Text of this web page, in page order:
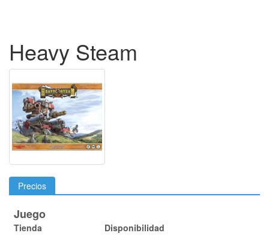
Heavy Steam
Precios
Juego
Tienda Disponibilidad